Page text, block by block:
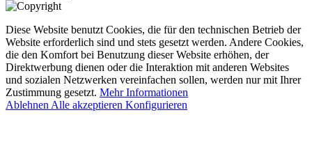
Diese Website benutzt Cookies, die für den technischen Betrieb der
Website erforderlich sind und stets gesetzt werden. Andere Cookies,
die den Komfort bei Benutzung dieser Website erhöhen, der
Direktwerbung dienen oder die Interaktion mit anderen Websites
und sozialen Netzwerken vereinfachen sollen, werden nur mit Ihrer
Zustimmung gesetzt. Mehr Informationen
Ablehnen Alle akzeptieren Konfigurieren